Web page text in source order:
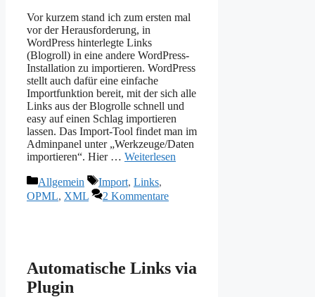
Vor kurzem stand ich zum ersten mal
vor der Herausforderung, in
WordPress hinterlegte Links
(Blogroll) in eine andere WordPress-
Installation zu importieren. WordPress
stellt auch dafür eine einfache
Importfunktion bereit, mit der sich alle
Links aus der Blogrolle schnell und
easy auf einen Schlag importieren
lassen. Das Import-Tool findet man im
Adminpanel unter „Werkzeuge/Daten
importieren“. Hier … Weiterlesen
Kategorien
Allgemein Schlagwörter
Import, Links,
OPML, XML 2 Kommentare
Automatische Links via
Plugin